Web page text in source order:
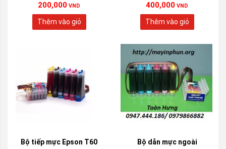
200,000 VND
Thêm vào giỏ
400,000 VND
Thêm vào giỏ
Bộ tiếp mực Epson T60 Bộ dẫn mực ngoài